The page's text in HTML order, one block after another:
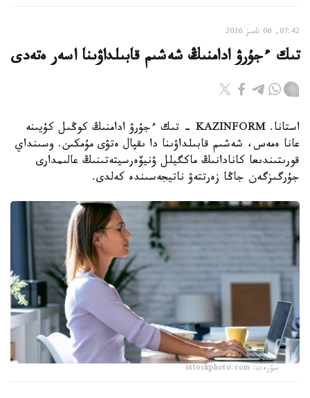
07:42, 06 تامىز 2026
تىك ءجۇرۋ ادامنىڭ شەشىم قابىلداۋىنا اسەر ەتەدى
استانا. KAZINFORM - تىك ءجۇرۋ ادامنىڭ كوڭىل كۇيىنە
عانا ەمەس، شەشىم قابىلداۋىنا دا ىقپال ەتۋى مۇمكىن. وسىنداي
قورىتىندىعا كانادانىڭ ماكگيلل ۋنيۆەرسيتەتىنىڭ عالىمدارى
جۇرگىزگەن جاڭا زەرتتەۋ ناتيجەسىندە كەلدى.
سۋرەت: istockphoto.com